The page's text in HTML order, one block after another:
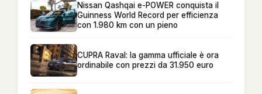
Nissan Qashqai e-POWER conquista il
Guinness World Record per efficienza
con 1.980 km con un pieno
CUPRA Raval: la gamma ufficiale è ora
ordinabile con prezzi da 31.950 euro